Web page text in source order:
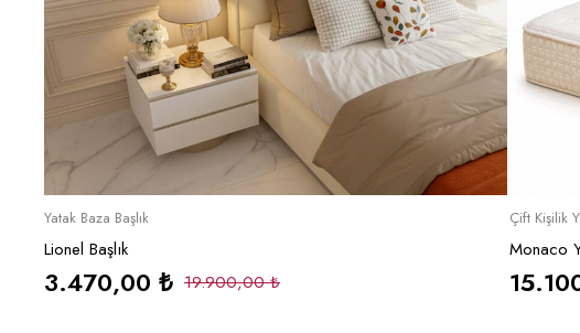
Yatak Baza Başlık
Lionel Başlık
19.900,00₺
3.470,00 ₺
Çift Kişilik
Monaco